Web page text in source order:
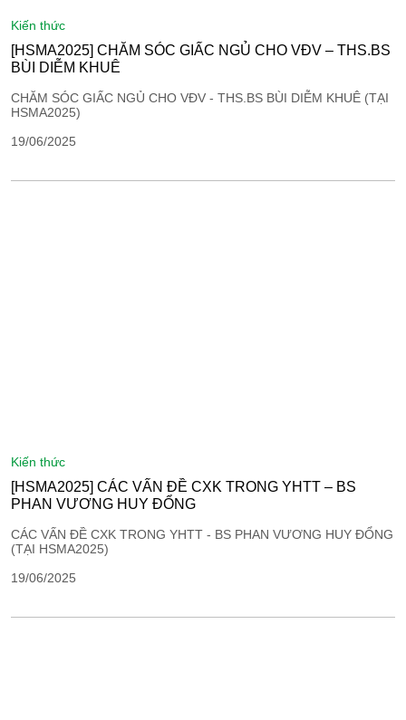
kiến thức
[HSMA2025] CHĂM SÓC GIẤC NGỦ CHO VĐV – THS.BS
BÙI DIỄM KHUÊ
CHĂM SÓC GIẤC NGỦ CHO VĐV - THS.BS BÙI DIỄM KHUÊ (TẠI
HSMA2025)
19/06/2025
kiến thức
[HSMA2025] CÁC VẤN ĐỀ CXK TRONG YHTT – BS
PHAN VƯƠNG HUY ĐỔNG
CÁC VẤN ĐỀ CXK TRONG YHTT - BS PHAN VƯƠNG HUY ĐỔNG
(TẠI HSMA2025)
19/06/2025